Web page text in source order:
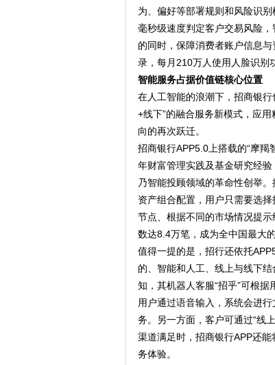
为、偏好等部署规则和风险识
毫秒级速度判定客户交易风险
的同时，保障消费者账户信息
录，每月210万人使用人脸识别
智能服务占据价值链核心位置
在人工智能的浪潮下，招商银行
+线下”的融合服务新模式，应
向的再次跃迁。
招商银行APP5.0上搭载的“摩
年财富管理实践及基金研究经
乃智能投顾领域的革命性创举
资产组合配置，用户只需要选
节点、根据不同的市场情况提
数达8.4万笔，成为全中国最大
值得一提的是，招行还依托
的、智能和人工、线上与线下
知，其机器人客服“招乎”可根
用户通过语音输入，系统会进
务。另一方面，客户可通过“线
渠道满足时，招商银行APP还
务体验。